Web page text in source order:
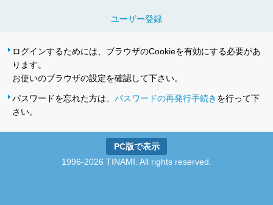
ユーザー登録
ログインするためには、ブラウザのCookieを有効にする必要があ
ります。
お使いのブラウザの設定を確認して下さい。
パスワードを忘れた方は、 パスワードの再発行手続き を行って下
さい。
PC版で表示
1996-2026 TINAMI. All rights reserved.